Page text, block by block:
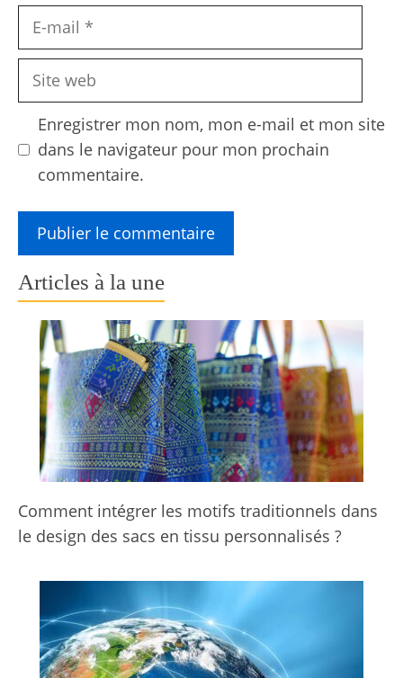
Site
Enregistrer mon nom, mon e-mail et mon site
dans le navigateur pour mon prochain
commentaire.
Articles à la une
Comment intégrer les motifs traditionnels dans
le design des sacs en tissu personnalisés ?